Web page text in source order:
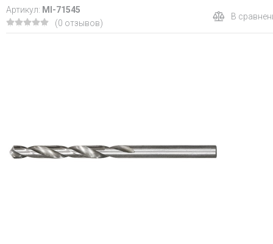
Артикул: MI-71545
(0 отзывов)
В